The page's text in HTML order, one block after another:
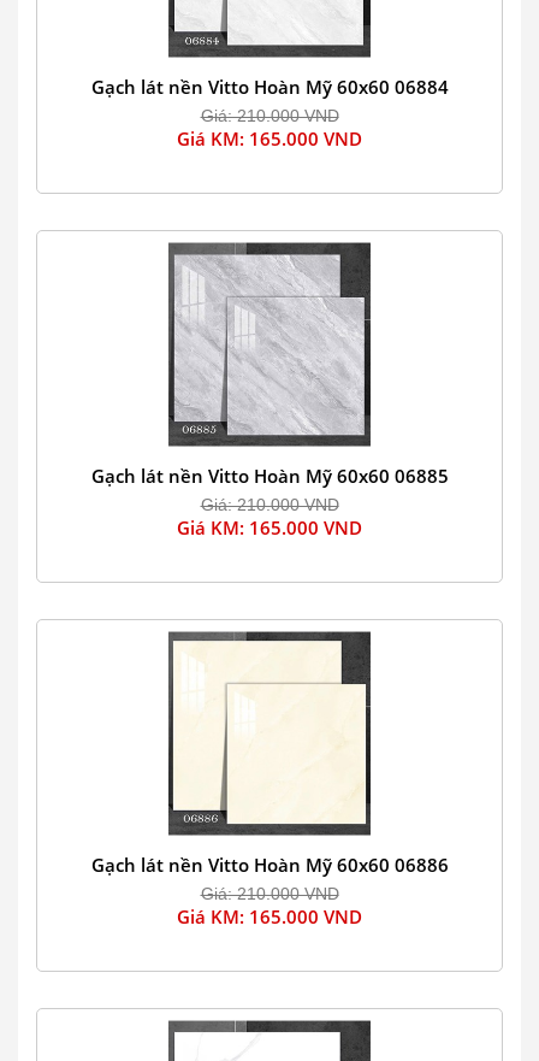
Gạch lát nền Vitto Hoàn Mỹ 60x60 06884
Giá: 210.000 VND
Giá KM: 165.000 VND
Gạch lát nền Vitto Hoàn Mỹ 60x60 06885
Giá: 210.000 VND
Giá KM: 165.000 VND
Gạch lát nền Vitto Hoàn Mỹ 60x60 06886
Giá: 210.000 VND
Giá KM: 165.000 VND